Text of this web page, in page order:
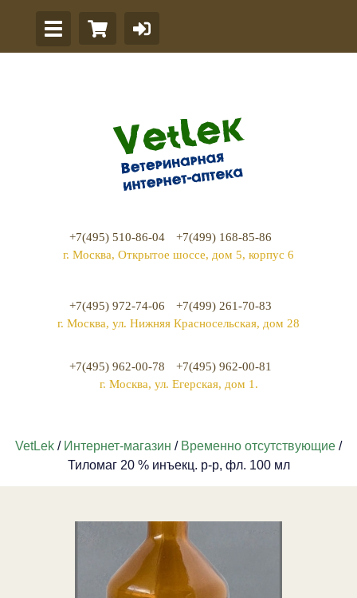
+7(495) 510-86-04
+7(499) 168-85-86
г. Москва, Открытое шоссе, дом 5, корпус 6
+7(495) 972-74-06
+7(499) 261-70-83
г. Москва, ул. Нижняя Красносельская, дом 28
+7(495) 962-00-78
+7(495) 962-00-81
г. Москва, ул. Егерская, дом 1.
VetLek / Интернет-магазин / Временно отсутствующие /
Тиломаг 20 % инъекц. р-р, фл. 100 мл